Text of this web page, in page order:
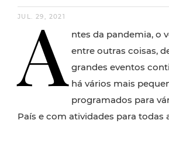
JUL. 29, 2021
A ntes da pandemia, o
entre outras coisas,
grandes eventos
há vários mais
programados para
País e com atividades para todas